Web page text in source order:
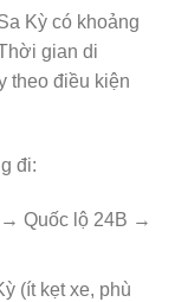
Kỳ có khoảng
gian di
theo điều kiện
đi:
Quốc lộ 24B →
(ít kẹt xe, phù